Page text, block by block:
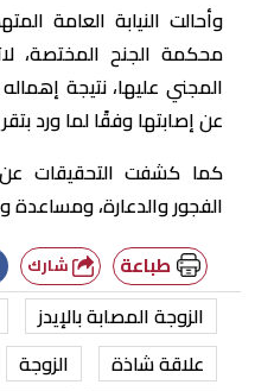
وأحالت النيابة العامة
محكمة الجنح المختصة،
المجني عليها، نتيجة
عن إصابتها وفقًا لما ورد
كما كشفت التحقيقات عن
الفجور والدعارة، ومساعدة
طباعة
الزوجة المصابة بالإيدز
علاقة شاذة
الزوجة